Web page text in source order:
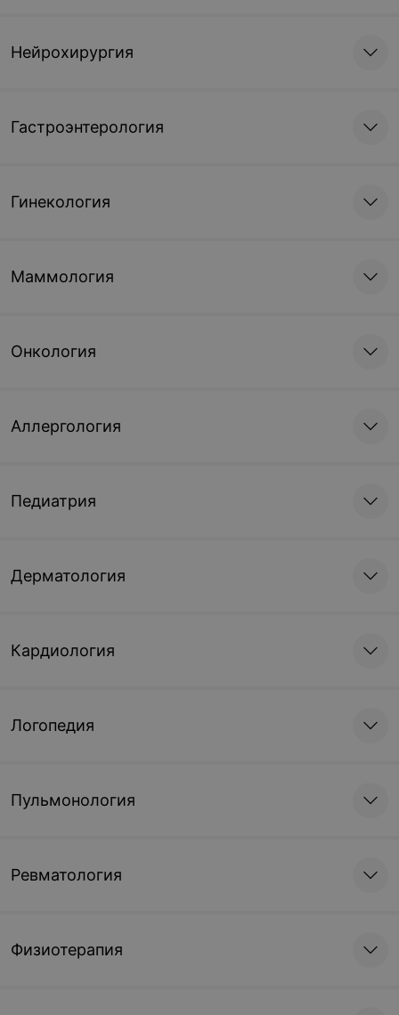
Нейрохирургия
Гастроэнтерология
Гинекология
Маммология
Онкология
Аллергология
Педиатрия
Дерматология
Кардиология
Логопедия
Пульмонология
Ревматология
Физиотерапия